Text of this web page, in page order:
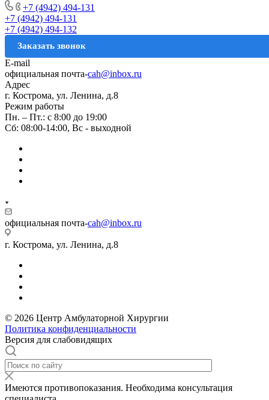
+7 (4942) 494-131
+7 (4942) 494-131
+7 (4942) 494-132
Заказать звонок
E-mail
официальная почта-cah@inbox.ru
Адрес
г. Кострома, ул. Ленина, д.8
Режим работы
Пн. – Пт.: с 8:00 до 19:00
Сб: 08:00-14:00, Вс - выходной
официальная почта-cah@inbox.ru
г. Кострома, ул. Ленина, д.8
© 2026 Центр Амбулаторной Хирургии
Политика конфиденциальности
Версия для слабовидящих
Имеются противопоказания. Необходима консультация